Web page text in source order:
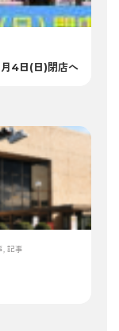
4日(日)閉店へ
, 記事